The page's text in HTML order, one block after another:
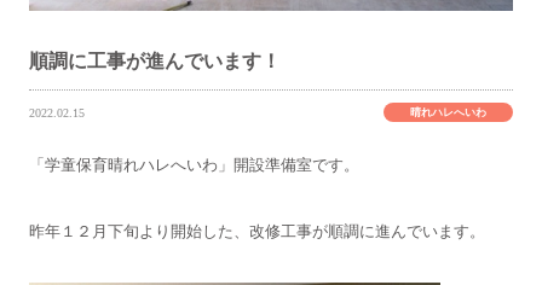
順調に工事が進んでいます！
2022.02.15 晴れハレへいわ
「学童保育晴れハレへいわ」開設準備室です。
昨年１２月下旬より開始した、改修工事が順調に進んでいます。